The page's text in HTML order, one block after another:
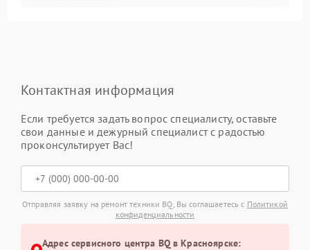
Контактная информация
Если требуется задать вопрос специалисту, оставьте
свои данные и дежурный специалист с радостью
проконсультирует Вас!
Отправляя заявку на ремонт техники BQ, Вы соглашаетесь с Политикой
конфиденциальности
Адрес сервисного центра BQ в Красноярске: